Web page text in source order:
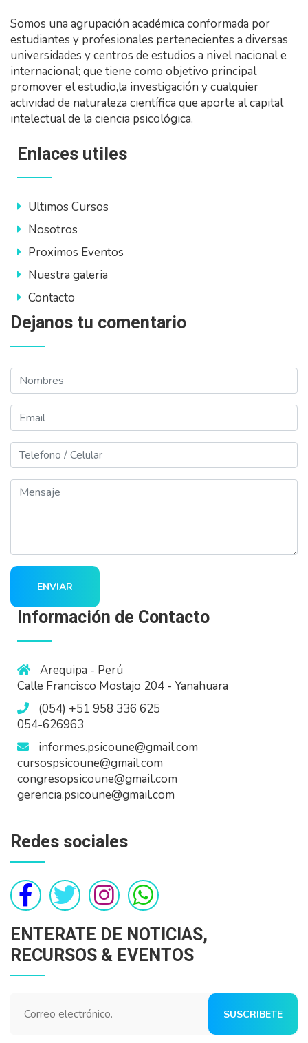
Somos una agrupación académica conformada por
estudiantes y profesionales pertenecientes a diversas
universidades y centros de estudios a nivel nacional e
internacional; que tiene como objetivo principal
promover el estudio,la investigación y cualquier
actividad de naturaleza científica que aporte al capital
intelectual de la ciencia psicológica.
Enlaces utiles
Ultimos Cursos
Nosotros
Proximos Eventos
Nuestra galeria
Contacto
Dejanos tu comentario
Nombres
Email
Telefono
Mensaje
ENVIAR
Información de Contacto
Arequipa - Perú
Calle Francisco Mostajo 204 - Yanahuara
(054) +51 958 336 625
054-626963
informes.psicoune@gmail.com
cursospsicoune@gmail.com
congresopsicoune@gmail.com
gerencia.psicoune@gmail.com
Redes sociales
ENTERATE DE NOTICIAS,
RECURSOS & EVENTOS
SUSCRIBETE